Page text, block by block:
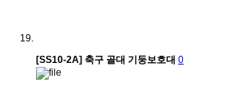
[SS10-2A] 축구 골대 기둥보호대 0